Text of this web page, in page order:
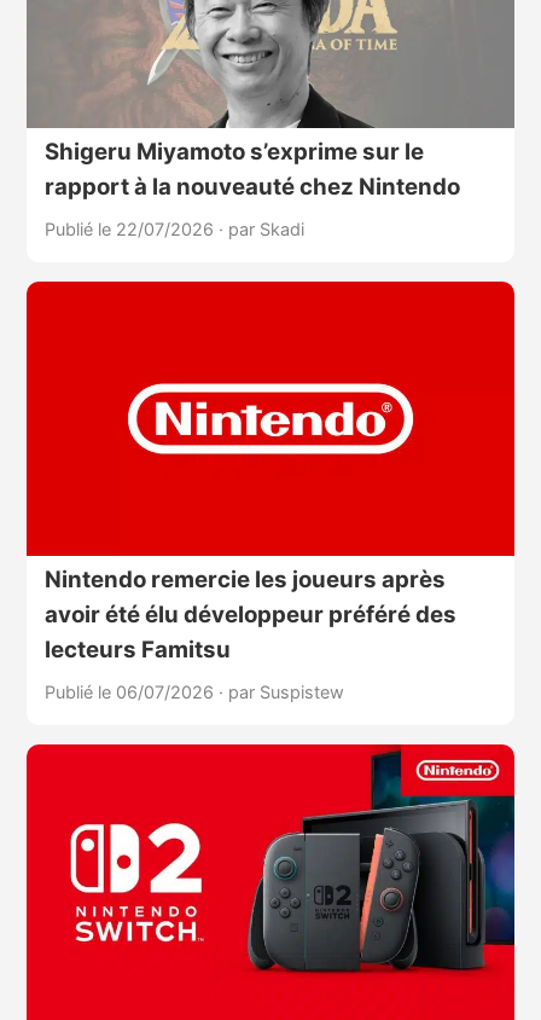
Shigeru Miyamoto s’exprime sur le
rapport à la nouveauté chez Nintendo
Publié le 22/07/2026 · par Skadi
Nintendo remercie les joueurs après
avoir été élu développeur préféré des
lecteurs Famitsu
Publié le 06/07/2026 · par Suspistew